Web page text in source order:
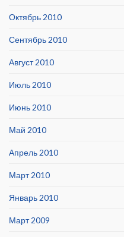
Октябрь 2010
Сентябрь 2010
Август 2010
Июль 2010
Июнь 2010
Май 2010
Апрель 2010
Март 2010
Январь 2010
Март 2009